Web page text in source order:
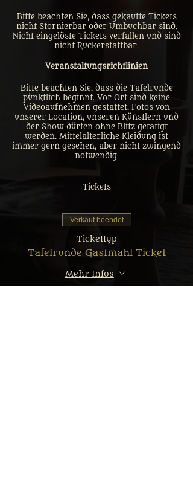
Bitte beachten Sie, dass gekaufte Tickets
nicht Stornierbar oder Umbuchbar sind.
Nicht eingelöste Tickets verfallen und sind
nicht Rückerstattbar.
Veranstaltungsrichtlinien
Bitte beachten Sie, dass die Tafelrunde
pünktlich beginnt. Vor Ort sind keine
Videoaufnehmen gestattet. Fotos von
unserer Location, unseren Künstlern und
der Show dürfen ohne Blitz getätigt
werden. Mittelalterliche Kleidung ist
immer gern gesehen, aber nicht zwingend
notwendig.
Tickets
Verkauf beendet
Tickettyp
Tafelrunde Gastmahl Ticket
Mehr Infos